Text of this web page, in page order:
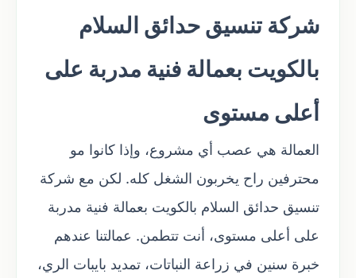
شركة تنسيق حدائق السلام
بالكويت بعمالة فنية مدربة على
أعلى مستوى
العمالة هي عصب أي مشروع، وإذا كانوا مو
محترفين راح يخربون الشغل كله. لكن مع شركة
تنسيق حدائق السلام بالكويت بعمالة فنية مدربة
على أعلى مستوى، أنت تتطمن. عمالتنا عندهم
خبرة سنين في زراعة النباتات، تمديد بايبات الري،